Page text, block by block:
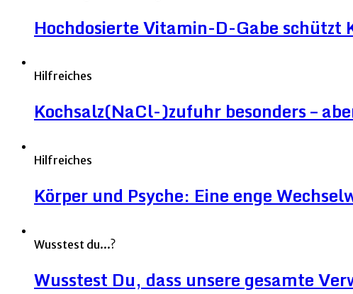
Hochdosierte Vitamin-D-Gabe schützt
Hilfreiches
Kochsalz(NaCl-)zufuhr besonders –
Hilfreiches
Körper und Psyche: Eine enge
Wusstest du...?
Wusstest Du, dass unsere gesamte